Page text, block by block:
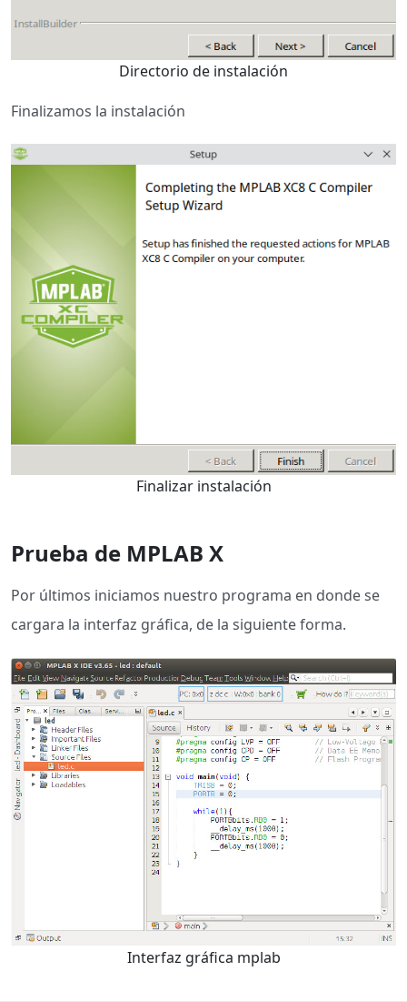
Directorio de instalación
Finalizamos la instalación
Finalizar instalación
Prueba de MPLAB X
Por últimos iniciamos nuestro programa en donde se
cargara la interfaz gráfica, de la siguiente forma.
Interfaz gráfica mplab